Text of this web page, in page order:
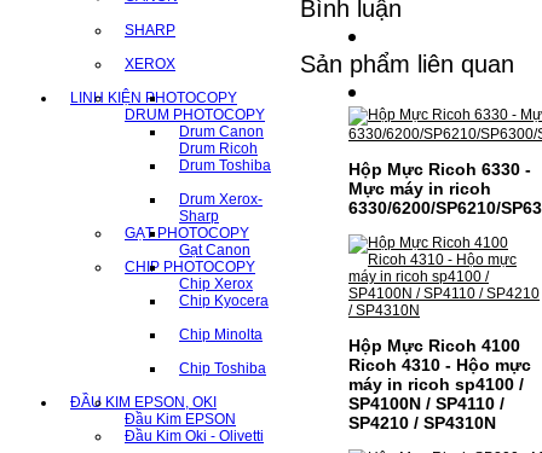
SHARP
XEROX
LINH KIỆN PHOTOCOPY
DRUM PHOTOCOPY
Drum Canon
Drum Ricoh
Drum Toshiba
Drum Xerox-
Sharp
GẠT PHOTOCOPY
Gạt Canon
CHIP PHOTOCOPY
Chip Xerox
Chip Kyocera
Chip Minolta
Chip Toshiba
ĐẦU KIM EPSON, OKI
Đầu Kim EPSON
Đầu Kim Oki - Olivetti
Bình luận
Sản phẩm liên quan
Hộp Mực Ricoh 6330 -
Mực máy in ricoh
6330/6200/SP6210/
Hộp Mực Ricoh 4100
Ricoh 4310 - Hộo mực
máy in ricoh sp4100 /
SP4100N / SP4110 /
SP4210 / SP4310N